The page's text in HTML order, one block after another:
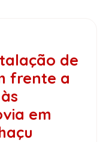
de
frente a
em